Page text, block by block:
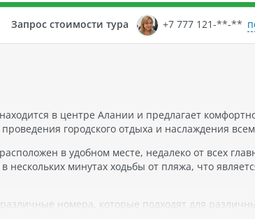
Запрос стоимости тура +7 777 121-**-**
находится в центре Алании и предлагает
городского отдыха и наслаждения
расположен в удобном месте, недалеко от всех
в нескольких минутах ходьбы от пляжа, что
различные номера, которые подходят для